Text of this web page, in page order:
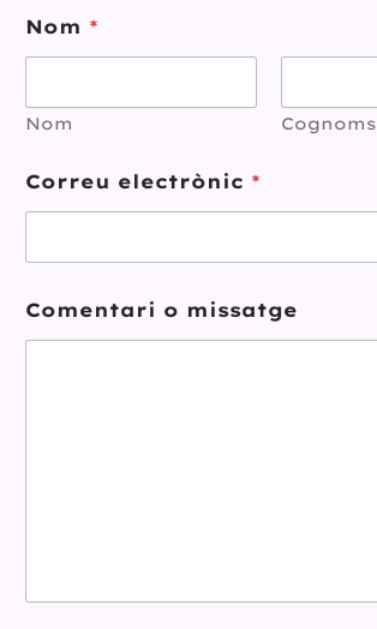
Nom *
Nom Cognoms
Correu electrònic *
Comentari o missatge